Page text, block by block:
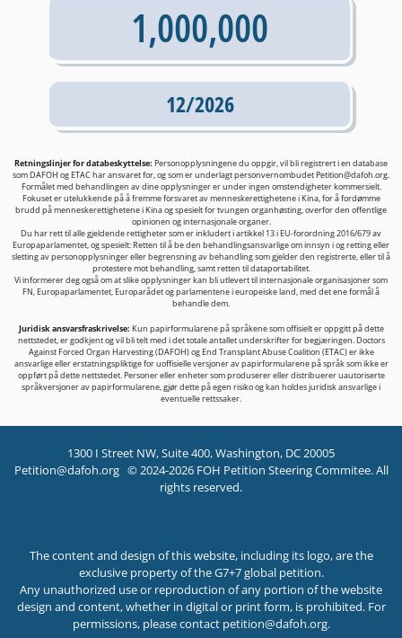
1,000,000
12/2026
Retningslinjer for databeskyttelse: Personopplysningene du oppgir, vil bli registrert i en database
som DAFOH og ETAC har ansvaret for, og som er underlagt personvernombudetPetition@dafoh.org.
Formålet med behandlingen av dine opplysninger er under ingen omstendigheter kommersielt.
Fokuset er utelukkende på å fremme forsvaret av menneskerettighetene i Kina, for å fordømme
brudd på menneskerettighetene i Kina og spesielt for tvungen organhøsting, overfor den offentlige
opinionen og internasjonale organer.
Du har rett til alle gjeldende rettigheter som er inkludert i artikkel 13 i EU-forordning 2016/679 av
Europaparlamentet, og spesielt: Retten til å be den behandlingsansvarlige om innsyn i og retting eller
sletting av personopplysninger eller begrensning av behandling som gjelder den registrerte, eller til å
protestere mot behandling, samt retten til dataportabilitet.
Vi informerer deg også om at slike opplysninger kan bli utlevert til internasjonale organisasjoner som
FN, Europaparlamentet, Europarådet og parlamentene i europeiske land, med det ene formål å
behandle dem.
Juridisk ansvarsfraskrivelse: Kun papirformularene på språkene som offisielt er oppgitt på dette
nettstedet, er godkjent og vil bli telt med i det totale antallet underskrifter for begjæringen. Doctors
Against Forced Organ Harvesting (DAFOH) og End Transplant Abuse Coalition (ETAC) er ikke
ansvarlige eller erstatningspliktige for uoffisielle versjoner av papirformularene på språk som ikke er
oppført på dette nettstedet. Personer eller enheter som produserer eller distribuerer uautoriserte
språkversjoner av papirformularene, gjør dette på egen risiko og kan holdes juridisk ansvarlige i
eventuelle rettssaker.
1300 I Street NW, Suite 400, Washington, DC 20005
Petition@dafoh.org© 2024-2026 FOH Petition Steering Commitee. All
rights reserved.
The content and design of this website, including its logo, are the
exclusive property of the G7+7 global petition.
Any unauthorized use or reproduction of any portion of the website
design and content, whether in digital or print form, is prohibited. For
permissions, please contact petition@dafoh.org.